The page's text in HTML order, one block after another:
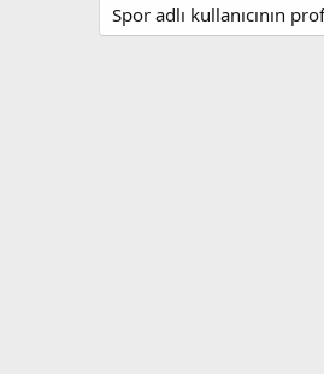
Spor adlı kullanıcının